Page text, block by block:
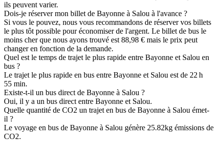
ils peuvent varier.
Dois-je réserver mon billet de Bayonne à Salou à l'avance ?
Si vous le pouvez, nous vous recommandons de réserver vos billets
le plus tôt possible pour économiser de l'argent. Le billet de bus le
moins cher que nous ayons trouvé est 88,98 € mais le prix peut
changer en fonction de la demande.
Quel est le temps de trajet le plus rapide entre Bayonne et Salou en
bus ?
Le trajet le plus rapide en bus entre Bayonne et Salou est de 22 h
55 min.
Existe-t-il un bus direct de Bayonne à Salou ?
Oui, il y a un bus direct entre Bayonne et Salou.
Quelle quantité de CO2 un trajet en bus de Bayonne à Salou émet-
il ?
Le voyage en bus de Bayonne à Salou génère 25.82kg émissions de
CO2.